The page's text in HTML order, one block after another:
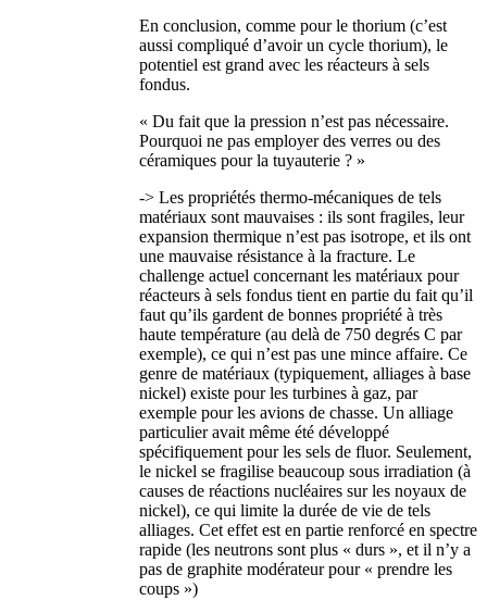
En conclusion, comme pour le thorium (c’est
aussi compliqué d’avoir un cycle thorium), le
potentiel est grand avec les réacteurs à sels
fondus.
« Du fait que la pression n’est pas nécessaire.
Pourquoi ne pas employer des verres ou des
céramiques pour la tuyauterie ? »
-> Les propriétés thermo-mécaniques de tels
matériaux sont mauvaises : ils sont fragiles, leur
expansion thermique n’est pas isotrope, et ils ont
une mauvaise résistance à la fracture. Le
challenge actuel concernant les matériaux pour
réacteurs à sels fondus tient en partie du fait qu’il
faut qu’ils gardent de bonnes propriété à très
haute température (au delà de 750 degrés C par
exemple), ce qui n’est pas une mince affaire. Ce
genre de matériaux (typiquement, alliages à base
nickel) existe pour les turbines à gaz, par
exemple pour les avions de chasse. Un alliage
particulier avait même été développé
spécifiquement pour les sels de fluor. Seulement,
le nickel se fragilise beaucoup sous irradiation (à
causes de réactions nucléaires sur les noyaux de
nickel), ce qui limite la durée de vie de tels
alliages. Cet effet est en partie renforcé en spectre
rapide (les neutrons sont plus « durs », et il n’y a
pas de graphite modérateur pour « prendre les
coups »)